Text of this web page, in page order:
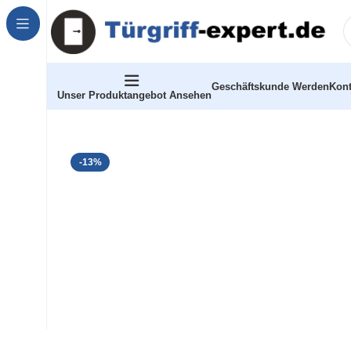
Unser Produktangebot Ansehen
Geschäftskunde Werden
-13%